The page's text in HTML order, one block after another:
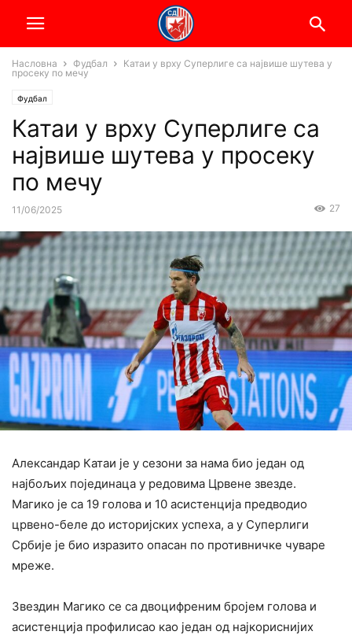
Насловна Фудбал
Катаи у врху Суперлиге са највише шутева у
просеку по мечу
Фудбал
Катаи у врху Суперлиге са
највише шутева у просеку
по мечу
11/06/2025 27
Александар Катаи је у сезони за нама био један од
најбољих појединаца у редовима Црвене звезде.
Магико је са 19 голова и 10 асистенција предводио
црвено-беле до историјских успеха, а у Суперлиги
Србије је био изразито опасан по противничке чуваре
мреже.
‍Звездин Магико се са двоцифреним бројем голова и
асистенција профилисао као један од најкориснијих